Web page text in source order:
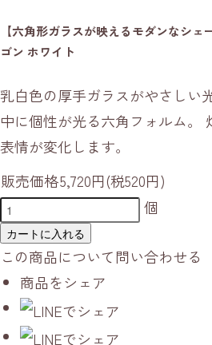
【六角形ガラスが映えるモダンなシェ
ゴン ホワイト
乳白色の厚手ガラスがやさしい
中に個性が光る六角フォルム。
表情が変化します。
販売価格5,720円(税520円)
個
カートに入れる
この商品について問い合わせる
商品をシェア